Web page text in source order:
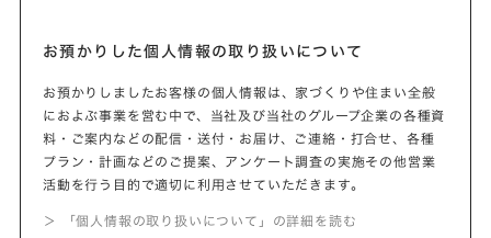
お預かりした個人情報の取り扱いについて
お預かりしましたお客様の個人情報は、家づくりや住まい全般
におよぶ事業を営む中で、当社及び当社のグループ企業の各種資
料・ご案内などの配信・送付・お届け、ご連絡・打合せ、各種
プラン・計画などのご提案、アンケート調査の実施その他営業
活動を行う目的で適切に利用させていただきます。
＞ 「個人情報の取り扱いについて」の詳細を読む